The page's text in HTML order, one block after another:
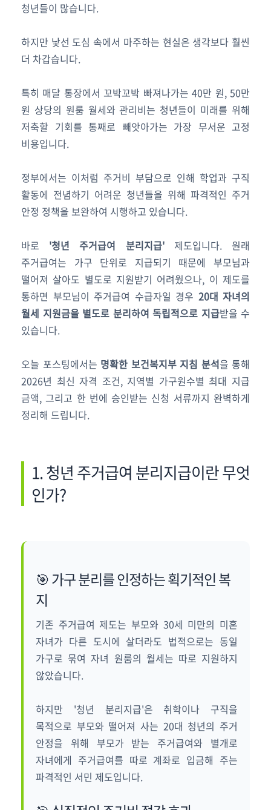
청년들이 많습니다.
하지만 낯선 도심 속에서 마주하는 현실은 생각보다 훨씬
더 차갑습니다.
특히 매달 통장에서 꼬박꼬박 빠져나가는 40만 원, 50만
원 상당의 원룸 월세와 관리비는 청년들이 미래를 위해
저축할 기회를 통째로 빼앗아가는 가장 무서운 고정
비용입니다.
정부에서는 이처럼 주거비 부담으로 인해 학업과 구직
활동에 전념하기 어려운 청년들을 위해 파격적인 주거
안정 정책을 보완하여 시행하고 있습니다.
바로 '청년 주거급여 분리지급'제도입니다. 원래
주거급여는 가구 단위로 지급되기 때문에 부모님과
떨어져 살아도 별도로 지원받기 어려웠으나, 이 제도를
통하면 부모님이 주거급여 수급자일 경우 20대 자녀의
월세 지원금을 별도로 분리하여 독립적으로 지급받을 수
있습니다.
오늘 포스팅에서는 명확한 보건복지부 지침 분석을 통해
2026년 최신 자격 조건, 지역별 가구원수별 최대 지급
금액, 그리고 한 번에 승인받는 신청 서류까지 완벽하게
정리해 드립니다.
1. 청년 주거급여 분리지급이란 무엇
인가?
🎯 가구 분리를 인정하는 획기적인 복
지
기존 주거급여 제도는 부모와 30세 미만의 미혼
자녀가 다른 도시에 살더라도 법적으로는 동일
가구로 묶여 자녀 원룸의 월세는 따로 지원하지
않았습니다.
하지만 '청년 분리지급'은 취학이나 구직을
목적으로 부모와 떨어져 사는 20대 청년의 주거
안정을 위해 부모가 받는 주거급여와 별개로
자녀에게 주거급여를 따로 계좌로 입금해 주는
파격적인 서민 제도입니다.